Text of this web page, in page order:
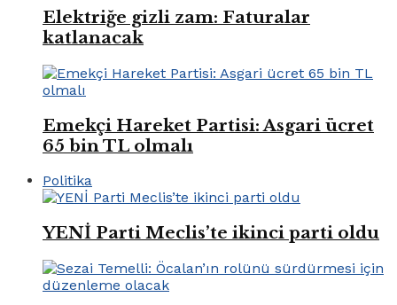
Elektriğe gizli zam: Faturalar
katlanacak
Emekçi Hareket Partisi: Asgari ücret
65 bin TL olmalı
Politika
YENİ Parti Meclis’te ikinci parti oldu